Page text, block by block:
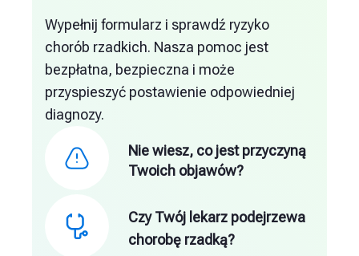
Wypełnij formularz i sprawdź ryzyko
chorób rzadkich. Nasza pomoc jest
bezpłatna, bezpieczna i może
przyspieszyć postawienie odpowiedniej
diagnozy.
Nie wiesz, co jest przyczyną
Twoich objawów?
Czy Twój lekarz podejrzewa
chorobę rzadką?